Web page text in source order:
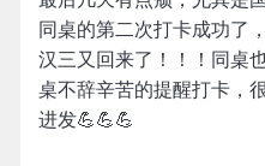
同桌的第二次打卡成功了
汉三又回来了！！！同桌
桌不辞辛苦的提醒打卡，
进发💪💪💪